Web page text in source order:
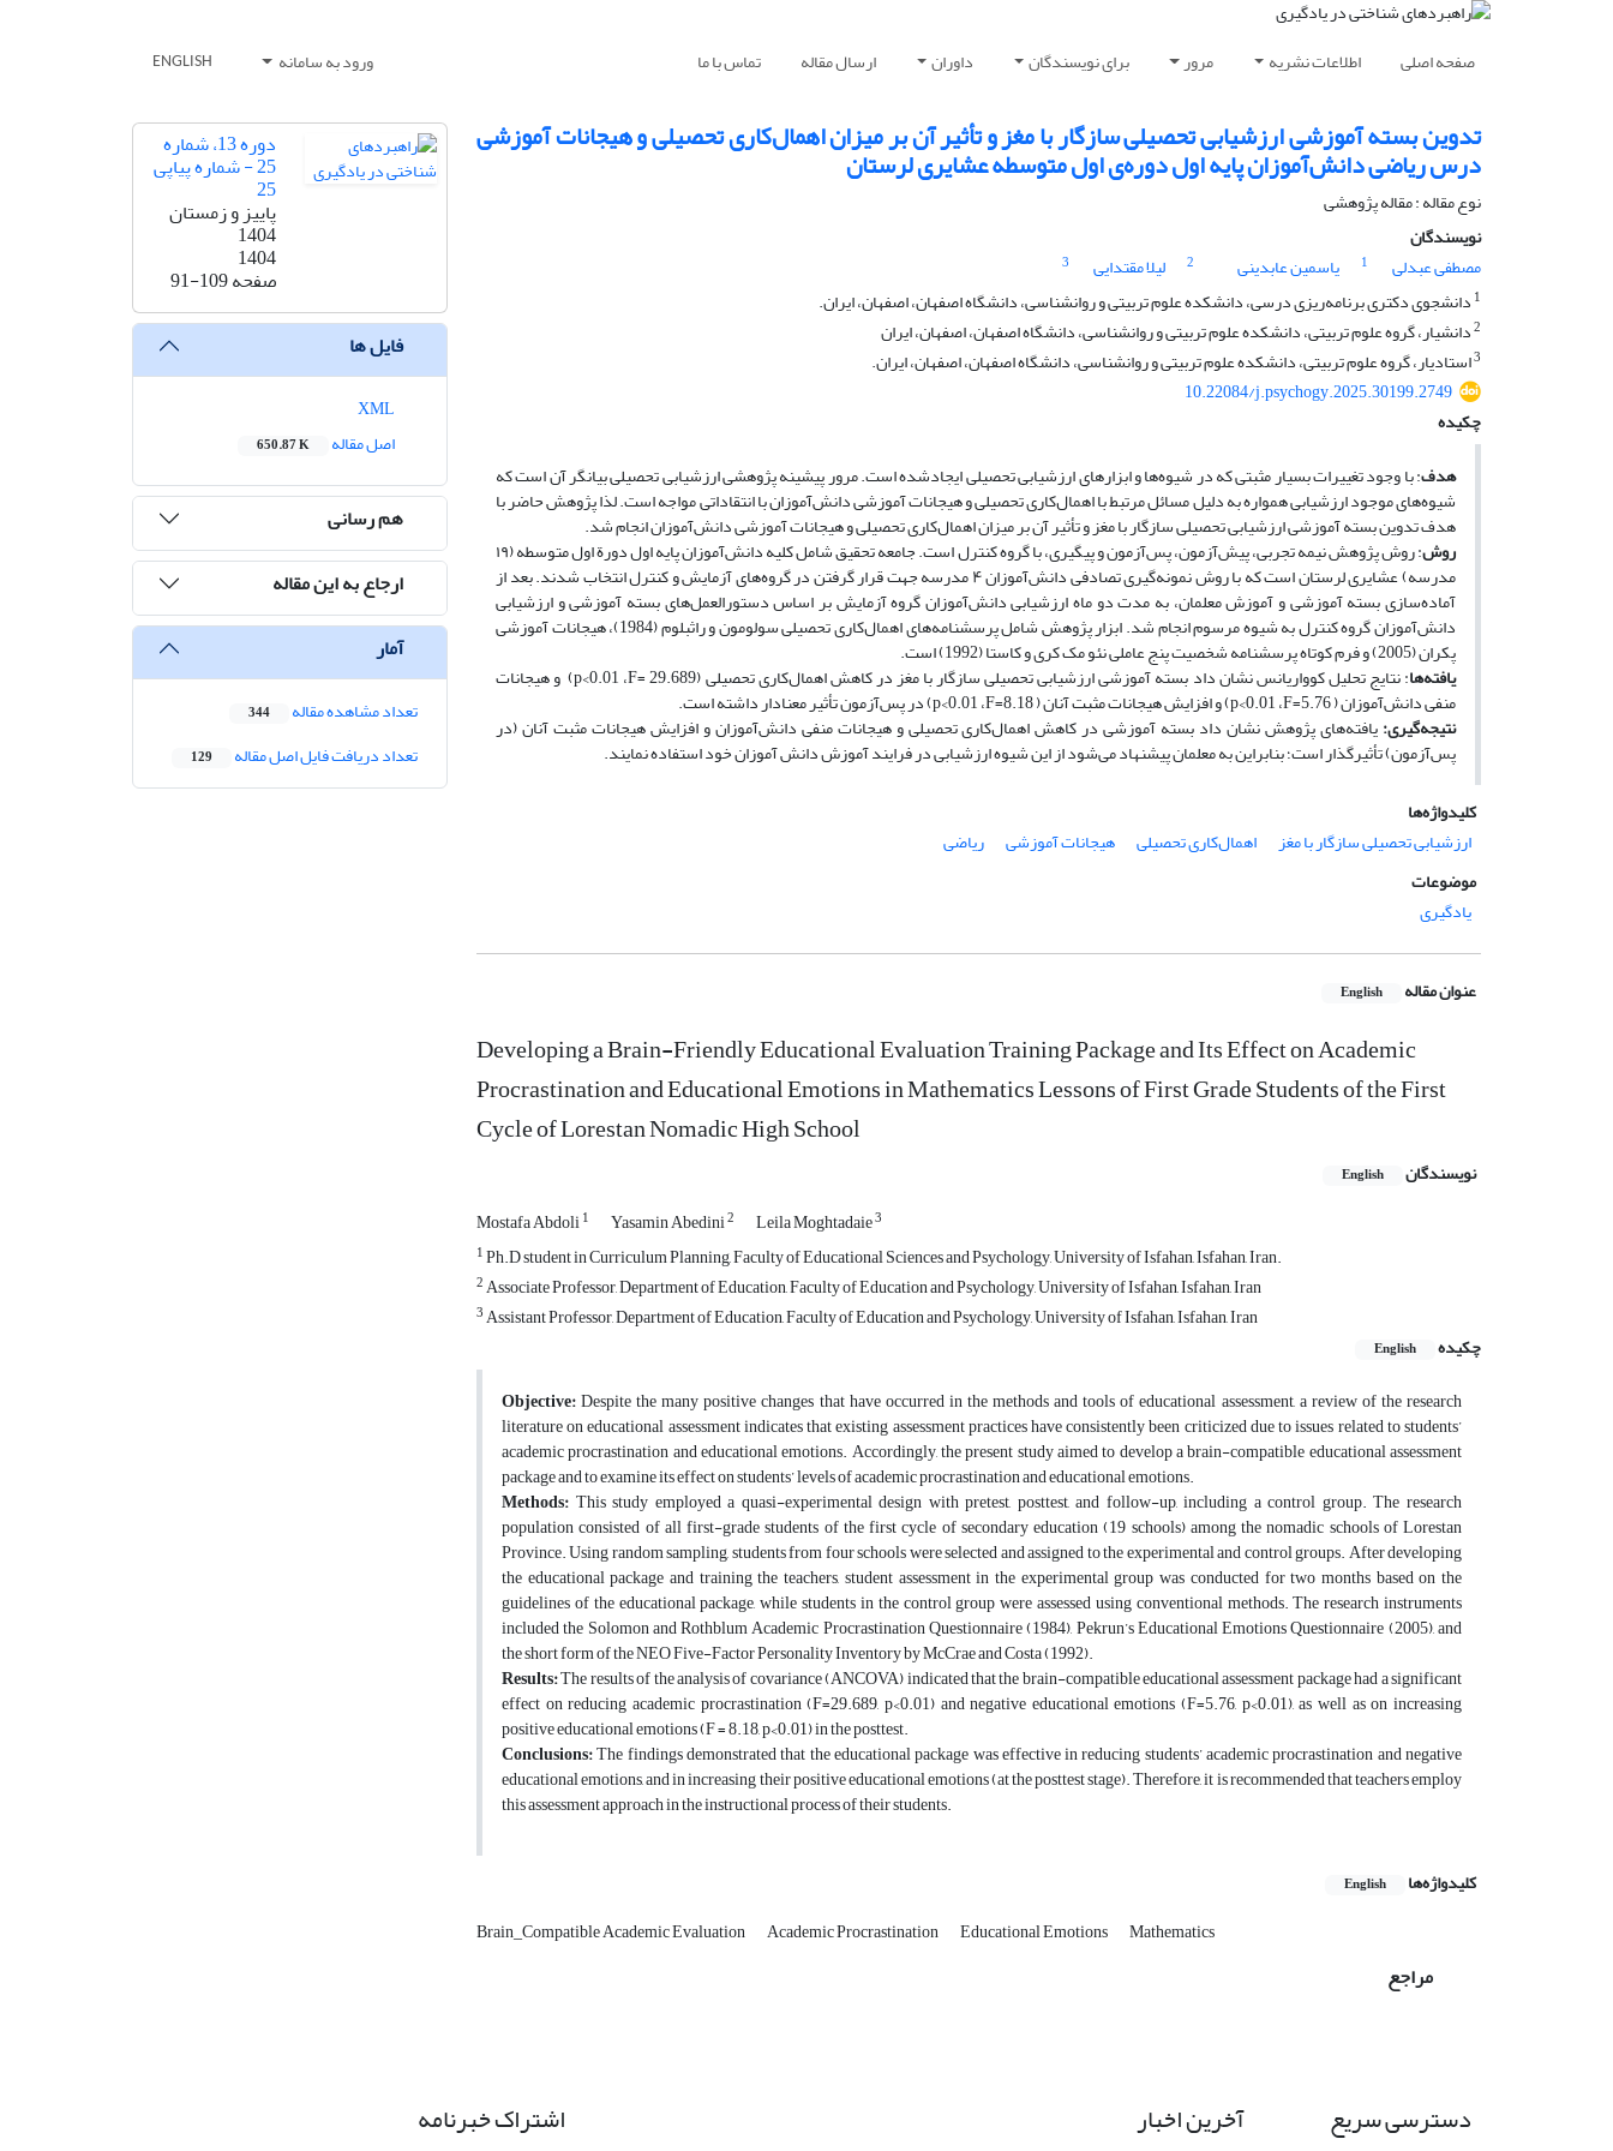
صفحه اصلی اطلاعات نشریه مرور برای نویسندگان داوران ارسال مقاله تماس با ما ورود به سامانه ENGLISH
تدوین بسته آموزشی ارزشیابی تحصیلی سازگار با مغز و تأثیر آن بر میزان اهمال‌کاری تحصیلی و هیجانات آموزشی
درس ریاضی دانش‌آموزان پایه اول دوره‌ی اول متوسطه عشایری لرستان
نوع مقاله : مقاله پژوهشی
نویسندگان
مصطفی عبدلی
1 یاسمین عابدینی 2 لیلا مقتدایی
3
1 دانشجوی دکتری برنامه‌ریزی درسی، دانشکده علوم تربیتی و روانشناسی، دانشگاه اصفهان، اصفهان، ایران.
2دانشیار، گروه علوم تربیتی، دانشکده علوم تربیتی و روانشناسی، دانشگاه اصفهان، اصفهان، ایران
3استادیار، گروه علوم تربیتی، دانشکده علوم تربیتی و روانشناسی، دانشگاه اصفهان، اصفهان، ایران.
10.22084/j.psychogy.2025.30199.2749
چکیده
هدف: با وجود تغییرات بسیار مثبتی که در شیوه‌ها و ابزارهای ارزشیابی تحصیلی ایجادشده است. مرور پیشینه پژوهشی ارزشیابی تحصیلی بیانگر آن است که
شیوه‌های موجود ارزشیابی همواره به دلیل مسائل مرتبط با اهمال‌کاری تحصیلی و هیجانات ‌آموزشی دانش‌آموزان با انتقاداتی مواجه است. لذا پژوهش حاضر با
هدف تدوین بسته آموزشی ارزشیابی تحصیلی سازگار با مغز و تأثیر آن بر میزان اهمال‌کاری تحصیلی و هیجانات آموزشی دانش‌آموزان انجام شد.
روش : روش پژوهش نیمه تجربی، پیش‌آزمون، پس‌آزمون و پیگیری، با گروه کنترل است. جامعه‌ تحقیق شامل کلیه دانش‌آموزان پایه اول دورة اول متوسطه (۱۹
مدرسه) عشایری لرستان است که با روش نمونه‌گیری تصادفی دانش‌آموزان ۴ مدرسه جهت قرار گرفتن در گروه‌های آزمایش و کنترل انتخاب شدند. بعد از
آماده‌سازی بسته‌ آموزشی و آموزش معلمان، به مدت دو ماه ارزشیابی دانش‌آموزان گروه آزمایش بر اساس دستورالعمل‌های بسته آموزشی و ارزشیابی
دانش‌آموزان گروه کنترل به شیوه مرسوم انجام شد. ابزار پژوهش شامل پرسشنامه‌های اهمال‌کاری تحصیلی سولومون و راثبلوم (1984)، هیجانات آموزشی
پکران (2005) و فرم کوتاه پرسشنامه شخصیت پنج عاملی نئو مک کری و کاستا (1992) است.
یافته‌ها : نتایج تحلیل کوواریانس نشان داد بسته‌ آموزشی ارزشیابی تحصیلی سازگار با مغز در کاهش اهمال‌کاری تحصیلی (29.689 =p<0.01 ،F) و هیجانات
منفی دانش‌آموزان ( 5.76=p<0.01 ،F) و افزایش هیجانات مثبت آنان ( 8.18=p<0.01 ،F) در پس‌آزمون تأثیر معنادار داشته است.
نتیجه‌گیری:یافته‌های پژوهش نشان داد بسته‌ آموزشی در کاهش اهمال‌کاری تحصیلی و هیجانات منفی دانش‌آموزان و افزایش هیجانات مثبت آنان (در
پس‌آزمون) تأثیرگذار است؛ بنابراین به معلمان پیشنهاد می‌شود از این شیوه ارزشیابی در فرایند آموزش دانش آموزان خود استفاده نمایند.
کلیدواژه‌ها
ارزشیابی تحصیلی سازگار با مغز
اهمال‌کاری تحصیلی هیجانات آموزشی
ریاضی
موضوعات
یادگیری
عنوان مقاله English
Developing a Brain-Friendly Educational Evaluation Training Package and Its Effect on Academic
Procrastination and Educational Emotions in Mathematics Lessons of First Grade Students of the First
Cycle of Lorestan Nomadic High School
نویسندگان English
Mostafa Abdoli1 Yasamin Abedini2 Leila Moghtadaie3
1Ph.D student in Curriculum Planning, Faculty of Educational Sciences and Psychology, University of Isfahan, Isfahan, Iran.
2Associate Professor, Department of Education, Faculty of Education and Psychology, University of Isfahan, Isfahan, Iran
3Assistant Professor, Department of Education, Faculty of Education and Psychology, University of Isfahan, Isfahan, Iran
چکیده
English
Objective:Despite the many positive changes that have occurred in the methods and tools of educational assessment, a review of the research
literature on educational assessment indicates that existing assessment practices have consistently been criticized due to issues related to students’
academic procrastination and educational emotions. Accordingly, the present study aimed to develop a brain-compatible educational assessment
package and to examine its effect on students’ levels of academic procrastination and educational emotions.
Methods: This study employed a quasi-experimental design with pretest, posttest, and follow-up, including a control group. The research
population consisted of all first-grade students of the first cycle of secondary education (19 schools) among the nomadic schools of Lorestan
Province. Using random sampling, students from four schools were selected and assigned to the experimental and control groups. After developing
the educational package and training the teachers, student assessment in the experimental group was conducted for two months based on the
guidelines of the educational package, while students in the control group were assessed using conventional methods. The research instruments
included the Solomon and Rothblum Academic Procrastination Questionnaire (1984), Pekrun’s Educational Emotions Questionnaire (2005), and
the short form of the NEO Five-Factor Personality Inventory by McCrae and Costa (1992).
Results:The results of the analysis of covariance (ANCOVA) indicated that the brain-compatible educational assessment package had a significant
effect on reducing academic procrastination (F=29.689, p<0.01) and negative educational emotions (F=5.76, p<0.01), as well as on increasing
positive educational emotions (F = 8.18, p<0.01) in the posttest.
Conclusions:The findings demonstrated that the educational package was effective in reducing students’ academic procrastination and negative
educational emotions, and in increasing their positive educational emotions (at the posttest stage). Therefore, it is recommended that teachers employ
this assessment approach in the instructional process of their students.
کلیدواژه‌ها English
Brain_Compatible Academic Evaluation Academic Procrastination Educational Emotions Mathematics
مراجع
دوره 13، شماره
25 - شماره پیاپی
25
پاییز و زمستان
1404
1404
صفحه91-109
فایل ها
اصل مقاله
650.87 K
هم رسانی
ارجاع به این مقاله
آمار
تعداد مشاهده مقاله 344
تعداد دریافت فایل اصل مقاله 129
دسترسی سریع آخرین اخبار اشتراک خبرنامه